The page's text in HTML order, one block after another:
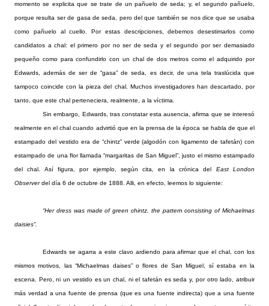
momento se explicita que se trate de un pañuelo de seda; y, el segundo pañuelo,
porque resulta ser de gasa de seda, pero del que también se nos dice que se usaba
como pañuelo al cuello. Por estas descripciones, debemos desestimarlos como
candidatos a chal: el primero por no ser de seda y el segundo por ser demasiado
pequeño como para confundirlo con un chal de dos metros como el adquirido por
Edwards, además de ser de “gasa” de seda, es decir, de una tela traslúcida que
tampoco coincide con la pieza del chal. Muchos investigadores han descartado, por
tanto, que este chal perteneciera, realmente, a la víctima.
Sin embargo, Edwards, tras constatar esta ausencia, afirma que se interesó
realmente en el chal cuando advirtió que en la prensa de la época se habla de que el
estampado del vestido era de “chintz” verde (algodón con ligamento de tafetán) con
estampado de una flor llamada “margaritas de San Miguel”, justo el mismo estampado
del chal. Así figura, por ejemplo, según cita, en la crónica del East London
Observerdel día 6 de octubre de 1888. Alli, en efecto, leemos lo siguiente:
“Her dress was made of green chintz, the pattern consisting of Michaelmas
daisies”.
Edwards se agarra a este clavo ardiendo para afirmar que el chal, con los
mismos motivos, las “Michaelmas daises” o flores de San Miguel, sí estaba en la
escena. Pero, ni un vestido es un chal, ni el tafetán es seda y, por otro lado, atribuir
más verdad a una fuente de prensa (que es una fuente indirecta) que a una fuente